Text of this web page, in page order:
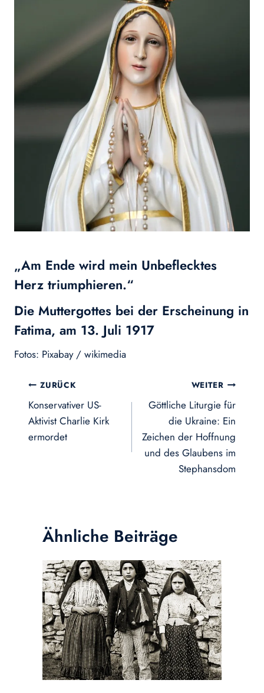
„Am Ende wird mein Unbeflecktes
Herz triumphieren.“
Die Muttergottes bei der Erscheinung in
Fatima, am 13. Juli 1917
Fotos: Pixabay / wikimedia
Beitragsnavigation
ZURÜCK
Konservativer US-
Aktivist Charlie Kirk
ermordet
WEITER
Göttliche Liturgie für
die Ukraine: Ein
Zeichen der Hoffnung
und des Glaubens im
Stephansdom
Ähnliche Beiträge